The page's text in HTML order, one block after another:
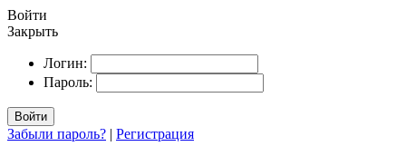
Войти
Закрыть
Логин:
Пароль:
Войти
Забыли пароль? | Регистрация